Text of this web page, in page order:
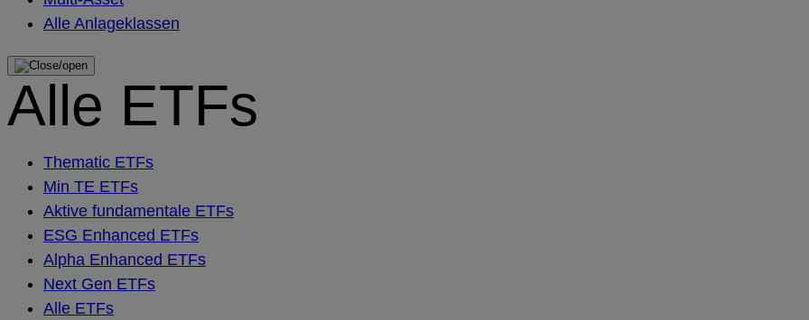
Alle Anlageklassen
Alle ETFs
Thematic ETFs
Min TE ETFs
Aktive fundamentale ETFs
ESG Enhanced ETFs
Alpha Enhanced ETFs
Next Gen ETFs
Alle ETFs